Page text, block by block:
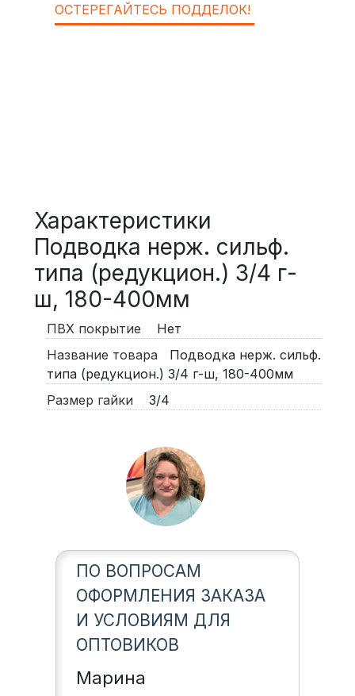
ОСТЕРЕГАЙТЕСЬ ПОДДЕЛОК!
Характеристики
Подводка нерж. сильф.
типа (редукцион.) 3/4 г-
ш, 180-400мм
ПВХ покрытие
Нет
Название товара
Подводка нерж. сильф.
типа (редукцион.) 3/4 г-ш, 180-400мм
Размер гайки
3/4
ПО ВОПРОСАМ
ОФОРМЛЕНИЯ ЗАКАЗА
И УСЛОВИЯМ ДЛЯ
ОПТОВИКОВ
Марина